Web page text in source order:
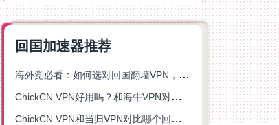
回国加速器推荐
海外党必看：如何选对回国翻墙VPN，无缝解锁国内资源？
ChickCN VPN好用吗？和海牛VPN对比哪个回国效果更好？
ChickCN VPN和当归VPN对比哪个回国效果更好？海外党亲测后选了它